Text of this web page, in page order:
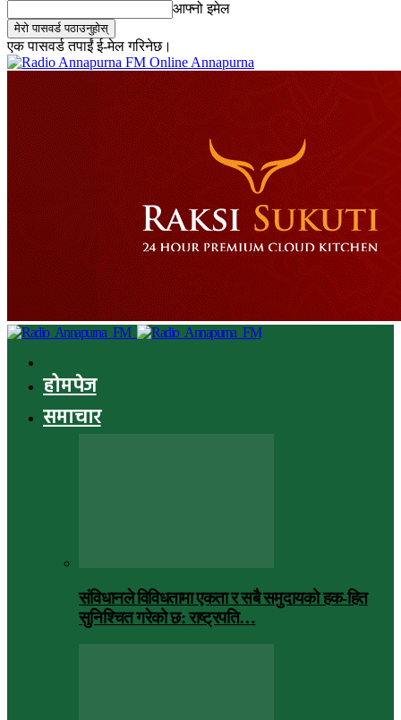
आफ्नो इमेल
एक पासवर्ड तपाईं ई-मेल गरिनेछ।
Online Annapurna
होमपेज
समाचार
संविधानले विविधतामा एकता र सबै समुदायको हक-हित
सुनिश्चित गरेको छ: राष्ट्रपति…